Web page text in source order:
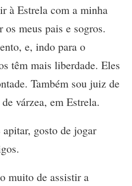
à Estrela com a minha
meus pais e sogros.
e, indo para o
têm mais liberdade. Eles
Também sou juiz de
várzea, em Estrela.
gosto de jogar
muito de assistir a